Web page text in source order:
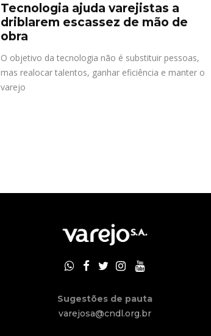
Tecnologia ajuda varejistas a
driblarem escassez de mão de
obra
O objetivo da tecnologia não é substituir pessoas,
mas realocar talentos, ganhar eficiência e manter o
varejo
Sugestões de pauta
varejosa@cndl.org.br